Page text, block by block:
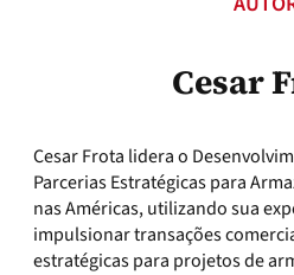
Cesar
Cesar Frota lidera o
Parcerias Estratégicas para
nas Américas, utilizando sua
impulsionar transações
estratégicas para projetos de